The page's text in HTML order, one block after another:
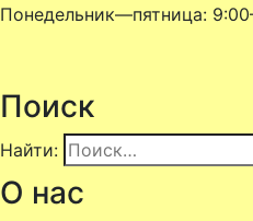
Понедельник—пятница:
Поиск
Найти:
О нас